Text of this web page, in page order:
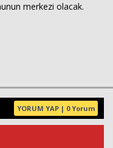
merkezi olacak.
YORUM YAP | 0 Yorum